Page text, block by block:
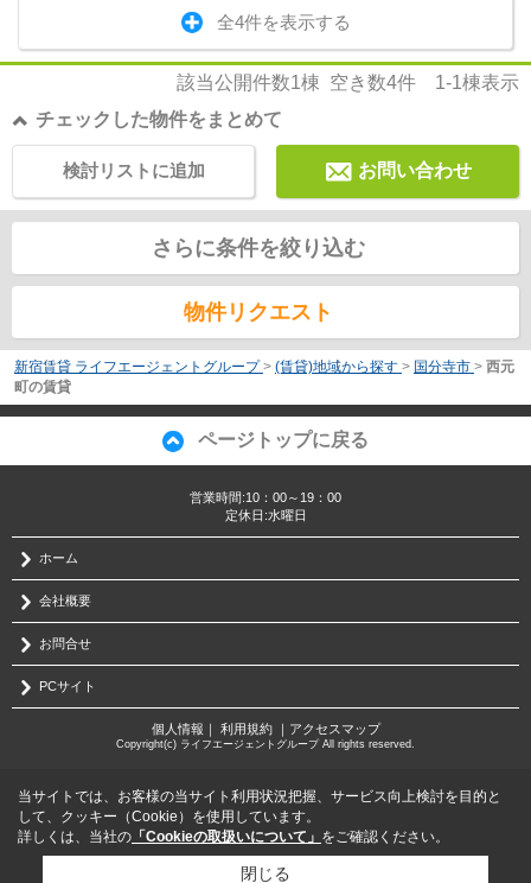
全4件を表示する
該当公開件数1棟 空き数4件 1-1棟表示
チェックした物件をまとめて
お問い合わせ
検討リストに追加
さらに条件を絞り込む
物件リクエスト
新宿賃貸 ライフエージェントグループ > (賃貸)地域から探す > 国分寺市 > 西元
町の賃貸
ページトップに戻る
営業時間:10：00～19：00
定休日:水曜日
ホーム
会社概要
お問合せ
PCサイト
個人情報 ｜ 利用規約｜ アクセスマップ
Copyright(c) ライフエージェントグループ All rights reserved.
当サイトでは、お客様の当サイト利用状況把握、サービス向上検討を目的と
して、クッキー（Cookie）を使用しています。
詳しくは、当社の 「Cookieの取扱いについて」 をご確認ください。
閉じる